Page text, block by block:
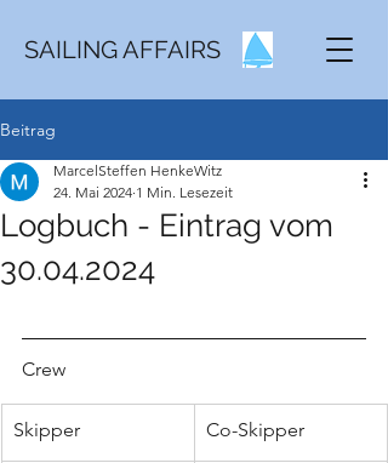
SAILING AFFAIRS
Beitrag
Logbuch - Eintrag vom
30.04.2024
MarcelSteffen HenkeWitz
24. Mai 2024 1 Min. Lesezeit
Crew
Skipper Co-Skipper